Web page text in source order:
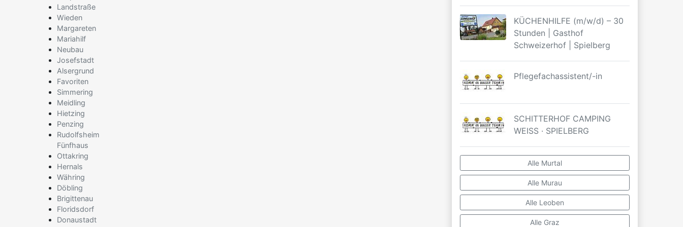
Landstraße
Wieden
Margareten
Mariahilf
Neubau
Josefstadt
Alsergrund
Favoriten
Simmering
Meidling
Hietzing
Penzing
Rudolfsheim
Fünfhaus
Ottakring
Hernals
Währing
Döbling
Brigittenau
Floridsdorf
Donaustadt
KÜCHENHILFE (m/w/d) – 30
Stunden | Gasthof
Schweizerhof | Spielberg
Pflegefachassistent/-in
SCHITTERHOF CAMPING
WEISS · SPIELBERG
Alle Murtal
Alle Murau
Alle Leoben
Alle Graz